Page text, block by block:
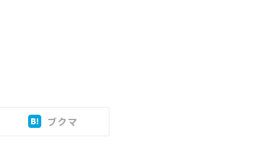
ブクマ